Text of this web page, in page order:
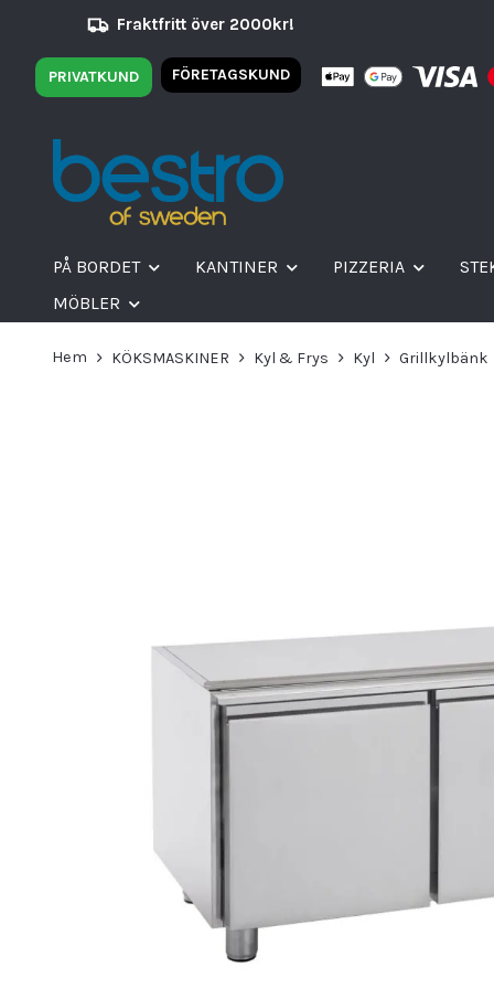
Fraktfritt över 2000kr!
PRIVATKUND FÖRETAGSKUND
PÅ BORDET KANTINER PIZZERIA
MÖBLER
Hem KÖKSMASKINER Kyl & Frys Kyl Grillkylbänk